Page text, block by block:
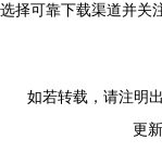
选择可靠下载渠道并关
如若转载，请注明
更